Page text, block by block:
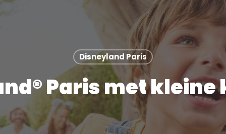
Disneyland Paris
Paris met kleine